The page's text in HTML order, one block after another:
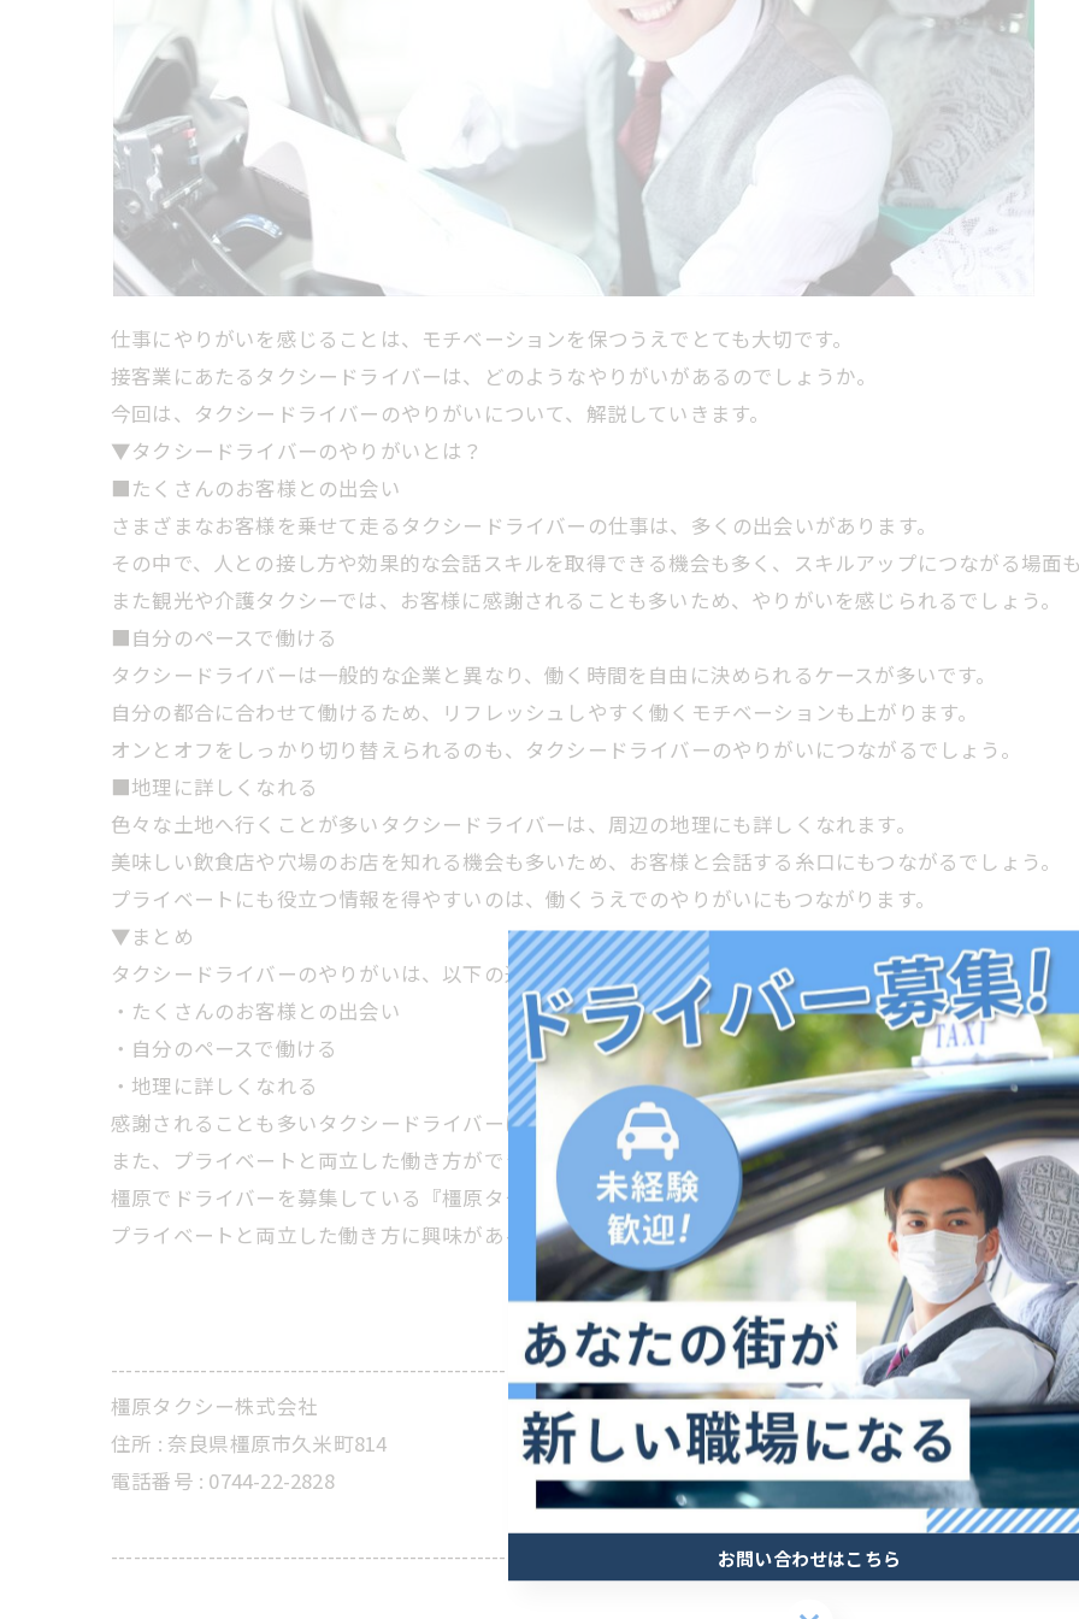
仕事にやりがいを感じることは、モチベーションを保つうえでとても大切です。
接客業にあたるタクシードライバーは、どのようなやりがいがあるのでしょうか。
今回は、タクシードライバーのやりがいについて、解説していきます。
▼タクシードライバーのやりがいとは？
■たくさんのお客様との出会い
さまざまなお客様を乗せて走るタクシードライバーの仕事は、多くの出会いがあります。
その中で、人との接し方や効果的な会話スキルを取得できる機会も多く、スキルアップにつながる場面
また観光や介護タクシーでは、お客様に感謝されることも多いため、やりがいを感じられるでしょう。
■自分のペースで働ける
タクシードライバーは一般的な企業と異なり、働く時間を自由に決められるケースが多いです。
自分の都合に合わせて働けるため、リフレッシュしやすく働くモチベーションも上がります。
オンとオフをしっかり切り替えられるのも、タクシードライバーのやりがいにつながるでしょう。
■地理に詳しくなれる
色々な土地へ行くことが多いタクシードライバーは、周辺の地理にも詳しくなれます。
美味しい飲食店や穴場のお店を知れる機会も多いため、お客様と会話する糸口にもつながるでしょう。
プライベートにも役立つ情報を得やすいのは、働くうえでのやりがいにもつながります。
▼まとめ
タクシードライバーのやりがいは、以下の通りです。
・たくさんのお客様との出会い
・自分のペースで働ける
・地理に詳しくなれる
感謝されることも多いタクシードライバーは、やりがいのある仕事です。
また、プライベートと両立した働き方ができるため、モチベーションアップにもつながるでしょう。
橿原でドライバーを募集 している『橿原タクシー株式会社』では、自由度の高い働き方を提供していま
プライベートと両立した働き方に興味がある方は、ぜひご応募ください。
----------------------------------------------------------------------
橿原タクシー株式会社
住所 : 奈良県橿原市久米町814
電話番号 : 0744-22-2828
---------------------------------------------------------------------- お問い合わせはこちら